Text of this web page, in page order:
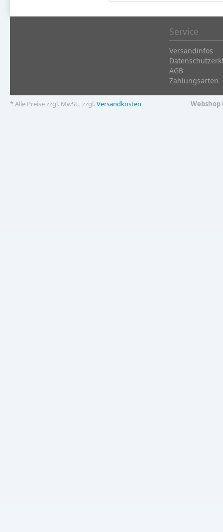
Service
Versandinfos
AGB
Zahlungsarten
* Alle Preise zzgl. MwSt., zzgl.Versandkosten Webshop